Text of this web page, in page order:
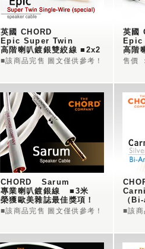
英國 CHORD
Epic Super Twin
高階喇叭鍍銀雙絞線 ■2x2
3米
■該商品完售 圖文僅供參考！
英國
榮獲
售價
CHORD   Sarum
專業喇叭鍍銀線   ■3米
榮獲歐美雜誌最佳獎項！
■該商品完售 圖文僅供參考！
（
■該